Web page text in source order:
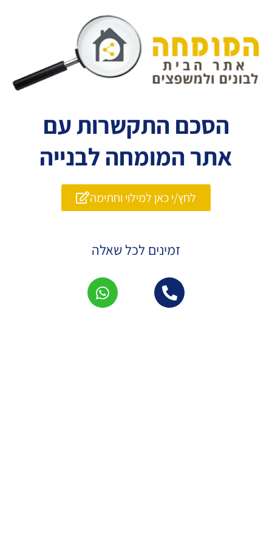
הסכם התקשרות עם
אתר המומחה לבנייה
לחץ/י כאן למילוי וחתימה
זמינים לכל שאלה